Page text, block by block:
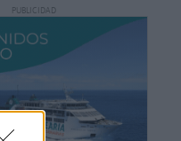
PUBLICIDAD